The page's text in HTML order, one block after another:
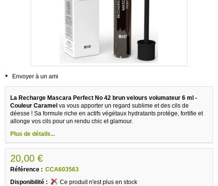
Envoyer à un ami
La Recharge Mascara Perfect No 42 brun velours volumateur 6 ml -
Couleur Caramel va vous apporter un regard sublime et des cils de
déesse ! Sa formule riche en actifs végétaux hydratants protège, fortifie et
allonge vos cils pour un rendu chic et glamour.
Plus de détails...
20,00 €
Référence : CCA603563
Disponibilité :
Ce produit n'est plus en stock